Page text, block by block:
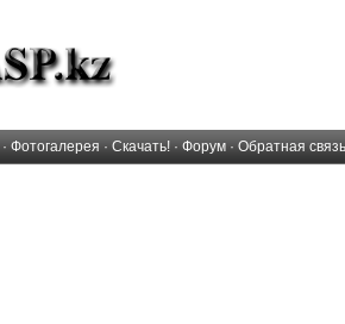
· Фотогалерея · Скачать! · Форум · Обратная связь